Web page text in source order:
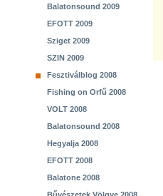
Balatonsound 2009
EFOTT 2009
Sziget 2009
SZIN 2009
Fesztiválblog 2008
Fishing on Orfű 2008
VOLT 2008
Balatonsound 2008
Hegyalja 2008
EFOTT 2008
Balatone 2008